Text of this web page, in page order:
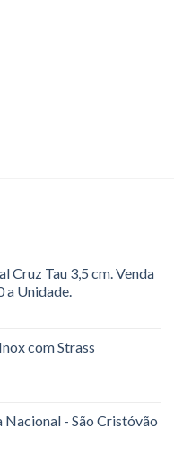
Cruz Tau 3,5 cm. Venda
a Unidade.
com Strass
Nacional - São Cristóvão